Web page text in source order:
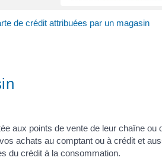
de crédit attribuées par un magasin
aux points de vente de leur chaîne ou
achats au comptant ou à crédit et
du crédit à la consommation.